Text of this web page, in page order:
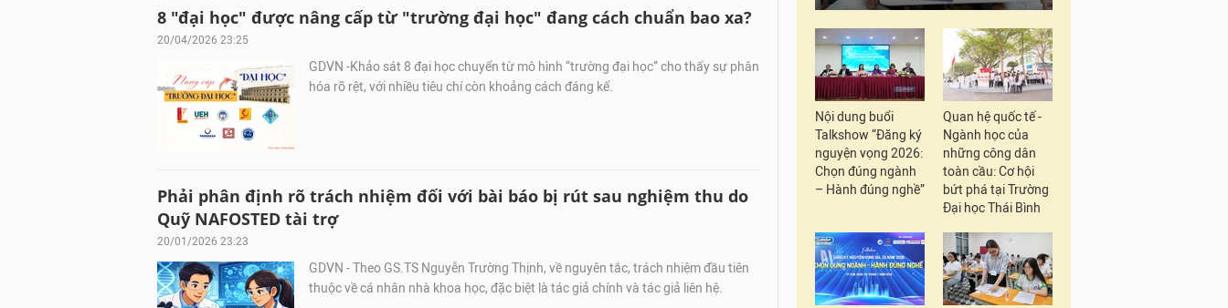
8 "đại học" được nâng cấp từ "trường đại học" đang cách chuẩn bao xa?
20/04/2026 23:25
GDVN -Khảo sát 8 đại học chuyển từ mô hình “trường đại học” cho thấy sự phân
hóa rõ rệt, với nhiều tiêu chí còn khoảng cách đáng kể.
Phải phân định rõ trách nhiệm đối với bài báo bị rút sau nghiệm thu do
Quỹ NAFOSTED tài trợ
20/01/2026 23:23
GDVN - Theo GS.TS Nguyễn Trường Thịnh, về nguyên tắc, trách nhiệm đầu tiên
thuộc về cá nhân nhà khoa học, đặc biệt là tác giả chính và tác giả liên hệ.
Nội dung buổi
Talkshow “Đăng ký
nguyện vọng 2026:
Chọn đúng ngành
– Hành đúng nghề”
Quan hệ quốc tế -
Ngành học của
những công dân
toàn cầu: Cơ hội
bứt phá tại Trường
Đại học Thái Bình